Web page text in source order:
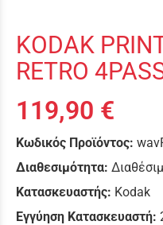
KODAK
RETRO
119,90 €
Κωδικός Προϊόντος:
Διαθεσιμότητα:
Κατασκευαστής: Kodak
Εγγύηση Κατασκευαστή: